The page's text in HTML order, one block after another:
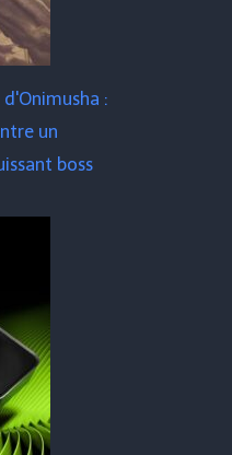
:
un
boss